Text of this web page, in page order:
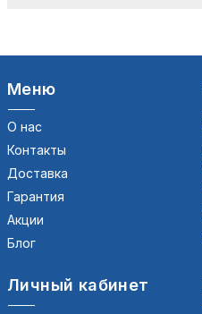
Меню
О нас
Контакты
Доставка
Гарантия
Акции
Блог
Личный кабинет